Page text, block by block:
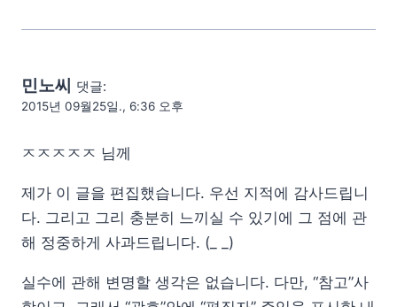
민노씨 댓글:
2015년 09월25일., 6:36 오후
ㅈㅈㅈㅈㅈ 님께
제가 이 글을 편집했습니다. 우선 지적에 감사드립니
다. 그리고 그리 충분히 느끼실 수 있기에 그 점에 관
해 정중하게 사과드립니다. (_ _)
실수에 관해 변명할 생각은 없습니다. 다만, “참고”사